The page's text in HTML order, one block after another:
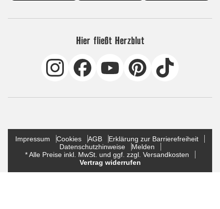
Hier fließt Herzblut
Impressum Cookies AGB
Erklärung zur Barrierefreiheit
Datenschutzhinweise
Melden
* Alle Preise inkl. MwSt. und ggf. zzgl. Versandkosten
Vertrag widerrufen